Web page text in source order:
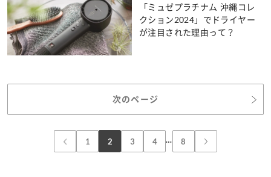
「ミュゼプラチナム 沖縄コレ
クション2024」でドライヤー
が注目された理由って？
次のページ
1 2 3 4 … 8